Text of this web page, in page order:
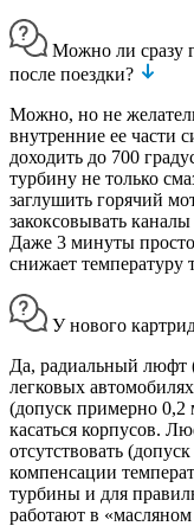
Можно ли сразу
после поездки?
Можно, но не
внутренние ее части
доходить до 700
турбину не только
заглушить горячий
закоксовывать
Даже 3 минуты
снижает температуру
У нового
Да, радиальный люфт
легковых
(допуск примерно 0,2
касаться корпусов.
отсутствовать
компенсации
турбины и для
работают в